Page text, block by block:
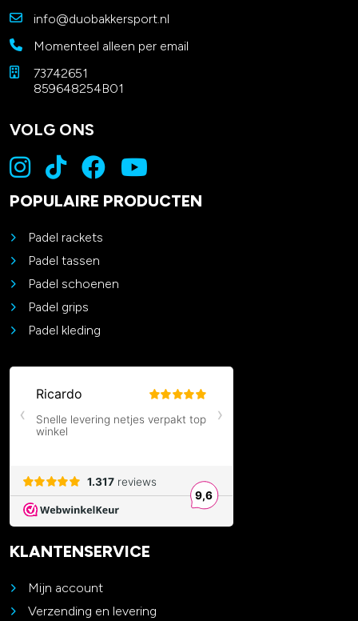
info@duobakkersport.nl
Momenteel alleen per email
73742651
859648254B01
VOLG ONS
POPULAIRE PRODUCTEN
Padel rackets
Padel tassen
Padel schoenen
Padel grips
Padel kleding
KLANTENSERVICE
Mijn account
Verzending en levering